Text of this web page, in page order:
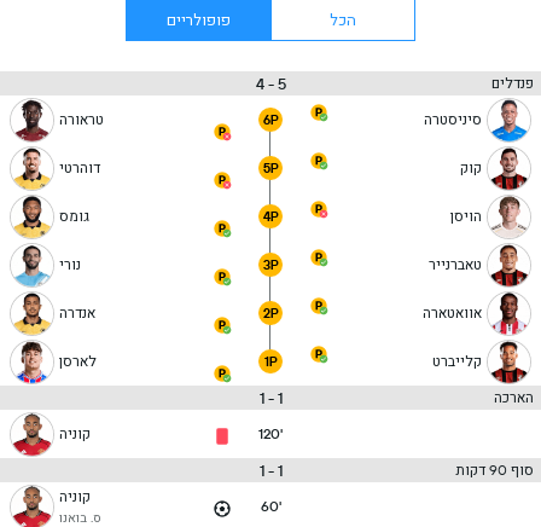
הכל פופולריים
פנדלים 5 - 4
סיניסטרה 6P טראורה
קוק 5P דוהרטי
הויסן 4P גומס
טאברנייר 3P נורי
אוואטארה 2P אנדרה
קלייברט 1P לארסן
הארכה 1 - 1
120' קוניה
סוף 90 דקות 1 - 1
60'
קוניה
ס. בואנו